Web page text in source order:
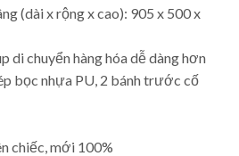
(dài x rộng x cao): 905 x 500 x
di chuyển hàng hóa dễ dàng hơn
bọc nhựa PU, 2 bánh trước cố
chiếc, mới 100%